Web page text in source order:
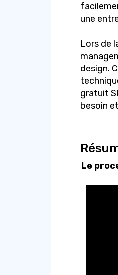
une
Lors de
design.
gratuit
besoin
Le